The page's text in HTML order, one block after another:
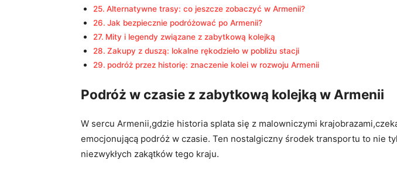
Alternatywne trasy:​ co jeszcze zobaczyć w‌ Armenii?
Jak bezpiecznie podróżować po Armenii?
Mity⁢ i legendy związane z⁤ zabytkową kolejką
Zakupy ⁤z duszą: lokalne rękodzieło w⁢ pobliżu stacji
podróż przez historię: ⁢znaczenie ⁣kolei w rozwoju Armenii
Podróż w czasie​ z zabytkową kolejką w Armenii
W sercu ⁤Armenii,gdzie historia splata się ‌z malowniczymi
emocjonującą podróż w czasie. Ten nostalgiczny środek transportu to nie
niezwykłych zakątków tego kraju.